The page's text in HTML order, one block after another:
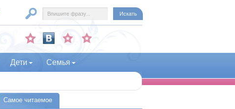
Дети Семья
Самое читаемое